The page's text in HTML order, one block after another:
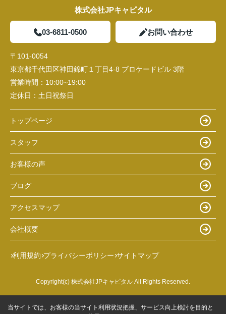
株式会社JPキャピタル
03-6811-0500 お問い合わせ
〒101-0054
東京都千代田区神田錦町１丁目4-8 ブロケードビル 3階
営業時間： 10:00~19:00
定休日： 土日祝祭日
トップページ
スタッフ
お客様の声
ブログ
アクセスマップ
会社概要
利用規約 プライバシーポリシー サイトマップ
Copyright(c) 株式会社JPキャピタル All Rights Reserved.
当サイトでは、お客様の当サイト利用状況把握、サービス向上検討を目的と